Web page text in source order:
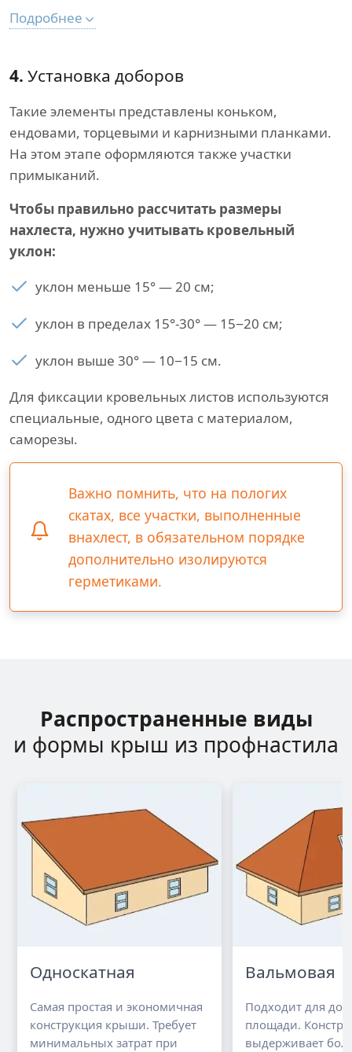
Подробнее
4. Установка доборов
Такие элементы представлены коньком,
ендовами, торцевыми и карнизными планками.
На этом этапе оформляются также участки
примыканий.
Чтобы правильно рассчитать размеры
нахлеста, нужно учитывать кровельный
уклон:
уклон меньше 15° — 20 см;
уклон в пределах 15°-30° — 15−20 см;
уклон выше 30° — 10−15 см.
Для фиксации кровельных листов используются
специальные, одного цвета с материалом,
саморезы.
Важно помнить, что на пологих
скатах, все участки, выполненные
внахлест, в обязательном порядке
дополнительно изолируются
герметиками.
Распространенные виды
и формы крыш из профнастила
Односкатная
Самая простая и экономичная
конструкция крыши. Требует
минимальных затрат при
Вальмовая
Подходит для
площади.
выдерживает